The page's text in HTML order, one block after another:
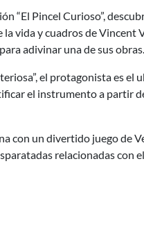
“El Pincel Curioso”,
vida y cuadros de Vincent
adivinar una de sus obras.
el protagonista es el
el instrumento a partir
con un divertido juego de
relacionadas con